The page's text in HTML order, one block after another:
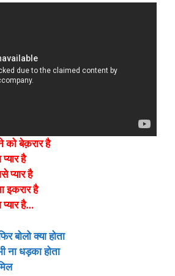
को बेक़रार है
है
प्यार है
इकरार है
प्यार है…
बोलो क्या होता
ना धड़का होता